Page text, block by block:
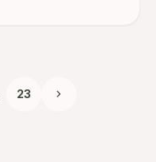
23 chevron_right